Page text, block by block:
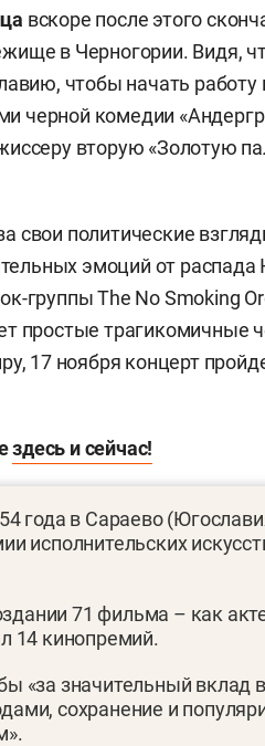
вскоре после этого
в Черногории. Видя,
чтобы начать работу
черной комедии
вторую «Золотую
свои политические
эмоций от распада
группы The No Smoking
простые трагикомичные
17 ноября концерт
здесь и сейчас!
года в Сараево
исполнительских
71 фильма – как
14 кинопремий.
«за значительный вклад
сохранение и